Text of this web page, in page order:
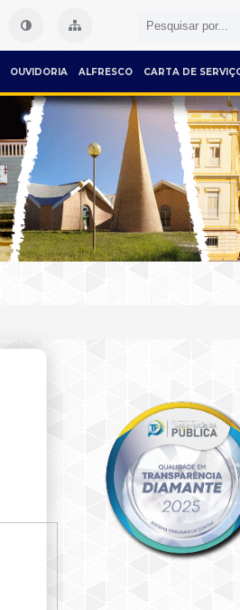
OUVIDORIA ALFRESCO CARTA DE